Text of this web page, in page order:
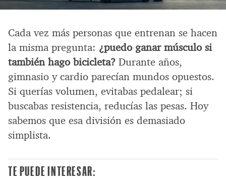
Cada vez más personas que entrenan se hacen
la misma pregunta: ¿puedo ganar músculo si
también hago bicicleta? Durante años,
gimnasio y cardio parecían mundos opuestos.
Si querías volumen, evitabas pedalear; si
buscabas resistencia, reducías las pesas. Hoy
sabemos que esa división es demasiado
simplista.
TE PUEDE INTERESAR: